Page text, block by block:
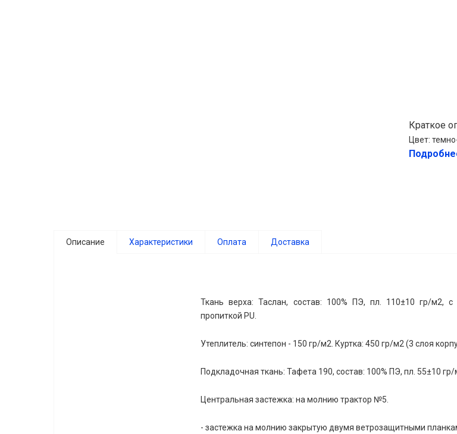
Краткое
Цвет:
Описание Характеристики Оплата Доставка
Ткань верха: Таслан, состав: 100% ПЭ, пл. 110±10 гр/м2,
пропиткой PU.
Утеплитель: синтепон - 150 гр/м2. Куртка: 450 гр/м2 (3 слоя
Подкладочная ткань: Тафета 190, состав: 100% ПЭ, пл. 55±10
Центральная застежка: на молнию трактор №5.
- застежка на молнию закрытую двумя ветрозащитными